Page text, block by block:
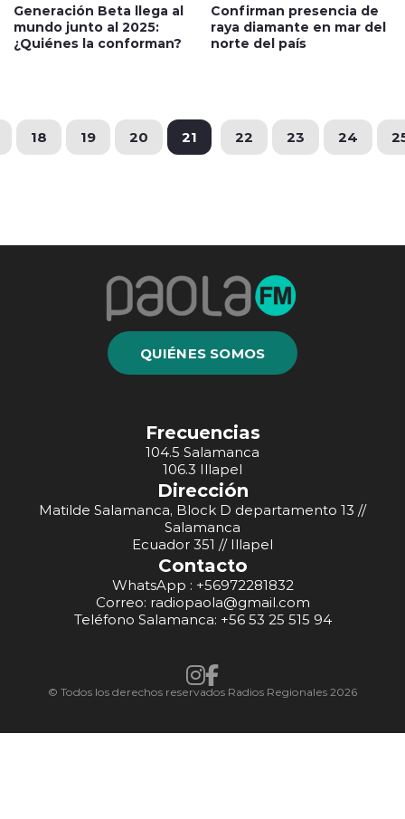
Generación Beta llega al
mundo junto al 2025:
¿Quiénes la conforman?
Confirman presencia de
raya diamante en mar del
norte del país
18 19 20 21 22 23 24
QUIÉNES SOMOS
Frecuencias
104.5 Salamanca
106.3 Illapel
Dirección
Matilde Salamanca, Block D departamento 13 //
Salamanca
Ecuador 351 // Illapel
Contacto
WhatsApp : +56972281832
Correo: radiopaola@gmail.com
Teléfono Salamanca: +56 53 25 515 94
© Todos los derechos reservados Radios Regionales 2026